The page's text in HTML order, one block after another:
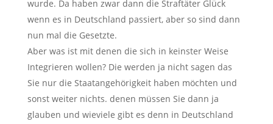
wurde. Da haben zwar dann die Straftäter Glück
wenn es in Deutschland passiert, aber so sind dann
nun mal die Gesetzte.
Aber was ist mit denen die sich in keinster Weise
Integrieren wollen? Die werden ja nicht sagen das
Sie nur die Staatangehörigkeit haben möchten und
sonst weiter nichts. denen müssen Sie dann ja
glauben und wieviele gibt es denn in Deutschland